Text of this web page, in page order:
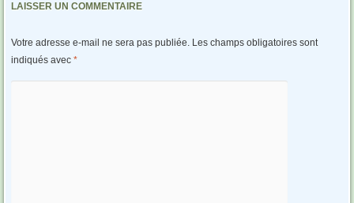
LAISSER UN COMMENTAIRE
Votre adresse e-mail ne sera pas publiée. Les champs obligatoires sont
indiqués avec *